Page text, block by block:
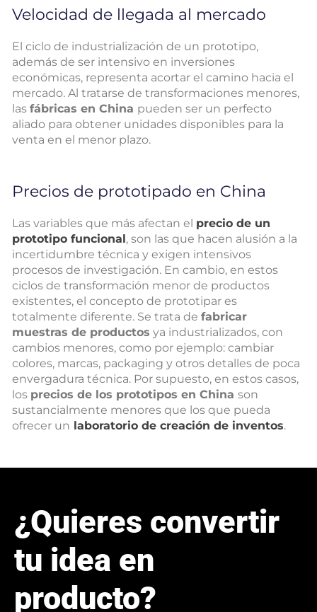
Velocidad de llegada al mercado
El ciclo de industrialización de un prototipo,
además de ser intensivo en inversiones
económicas, representa acortar el camino hacia el
mercado. Al tratarse de transformaciones menores,
lasfábricas en China pueden ser un perfecto
aliado para obtener unidades disponibles para la
venta en el menor plazo.
Precios de prototipado en China
Las variables que más afectan el precio de un
prototipo funcional, son las que hacen alusión a la
incertidumbre técnica y exigen intensivos
procesos de investigación. En cambio, en estos
ciclos de transformación menor de productos
existentes, el concepto de prototipar es
totalmente diferente. Se trata defabricar
muestras de productos ya industrializados, con
cambios menores, como por ejemplo: cambiar
colores, marcas, packaging y otros detalles de poca
envergadura técnica. Por supuesto, en estos casos,
los precios de los prototipos en Chinason
sustancialmente menores que los que pueda
ofrecer un laboratorio de creación de inventos.
¿Quieres convertir
tu idea en
producto?